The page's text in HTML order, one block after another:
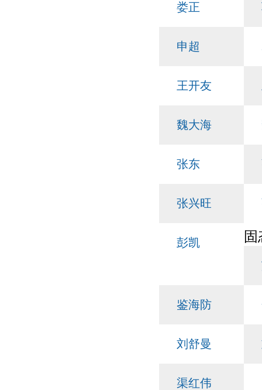
娄正
申超
王开友
魏大海
张东
张兴旺
彭凯
鉴海防
刘舒曼
渠红伟